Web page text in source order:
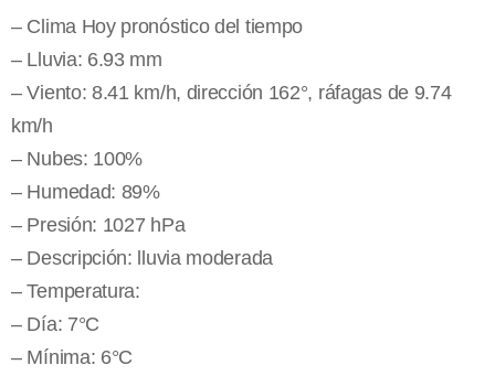
– Clima Hoy pronóstico del tiempo
– Lluvia: 6.93 mm
– Viento: 8.41 km/h, dirección 162°, ráfagas de 9.74
km/h
– Nubes: 100%
– Humedad: 89%
– Presión: 1027 hPa
– Descripción: lluvia moderada
– Temperatura:
– Día: 7°C
– Mínima: 6°C